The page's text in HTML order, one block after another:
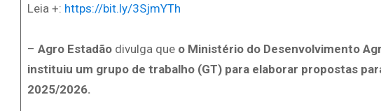
Leia +: https://bit.ly/3SjmYTh
– Agro Estadãodivulga que o Ministério do Desenvolvimento
instituiu um grupo de trabalho (GT) para elaborar propostas
2025/2026.